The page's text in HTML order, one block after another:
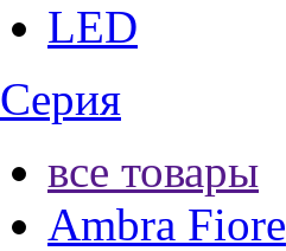
LED
Серия
все товары
Ambra Fiore